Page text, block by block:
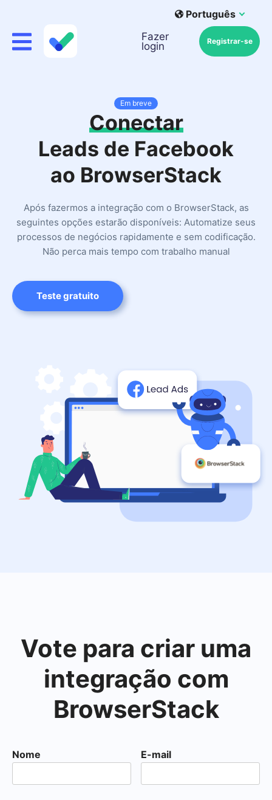
Português
Fazer
login
Registrar-se
Em breve
Conectar
Leads de Facebook
ao BrowserStack
Após fazermos a integração com o BrowserStack, as
seguintes opções estarão disponíveis: Automatize seus
processos de negócios rapidamente e sem codificação.
Não perca mais tempo com trabalho manual
Teste gratuito
Vote para criar uma
integração com
BrowserStack
Nome E-mail